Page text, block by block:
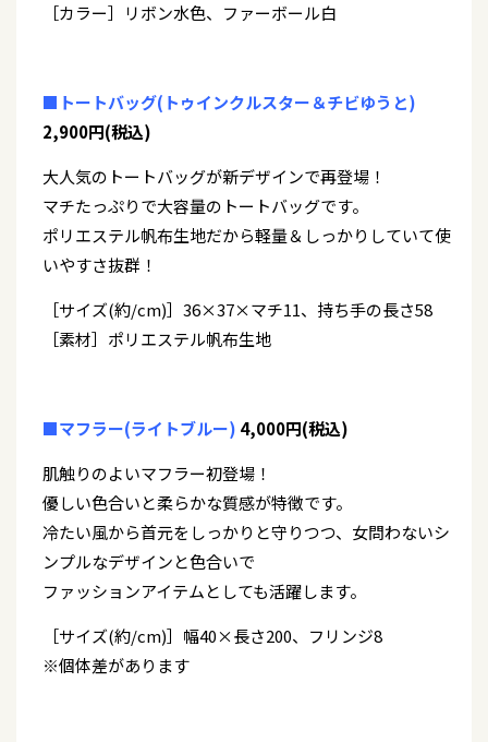
［カラー］リボン水色、ファーボール白
■トートバッグ(トゥインクルスター＆チビゆうと)
2,900円(税込)
大人気のトートバッグが新デザインで再登場！
マチたっぷりで大容量のトートバッグです。
ポリエステル帆布生地だから軽量＆しっかりしていて使
いやすさ抜群！
［サイズ(約/cm)］36×37×マチ11、持ち手の長さ58
［素材］ポリエステル帆布生地
■マフラー(ライトブルー) 4,000円(税込)
肌触りのよいマフラー初登場！
優しい色合いと柔らかな質感が特徴です。
冷たい風から首元をしっかりと守りつつ、女問わないシ
ンプルなデザインと色合いで
ファッションアイテムとしても活躍します。
［サイズ(約/cm)］幅40×長さ200、フリンジ8
※個体差があります